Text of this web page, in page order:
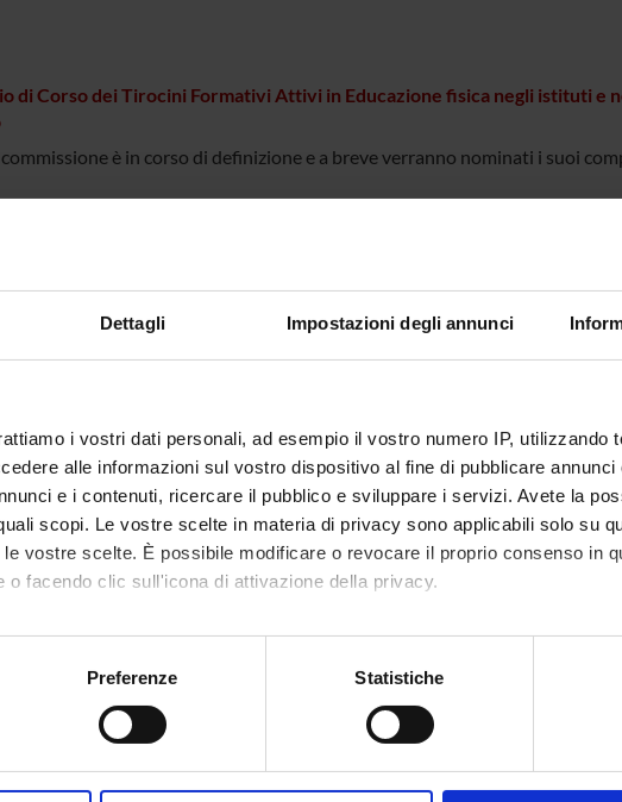
Dettagli Impostazioni degli annunci
i vostri dati personali, ad esempio il vostro numero IP, utilizzando
alle informazioni sul vostro dispositivo al fine di pubblicare annunci
e i contenuti, ricercare il pubblico e sviluppare i servizi. Avete la
scopi. Le vostre scelte in materia di privacy sono applicabili solo su
vostre scelte. È possibile modificare o revocare il proprio consenso in
o facendo clic sull'icona di attivazione della privacy.
anche:
sulla tua posizione geografica, con un'approssimazione di qualche
in qualsiasi momento dalla Dichiarazione sui cookie.
Preferenze Statistiche
di Corso dei Tirocini Formativi Attivi in Educazione fisica negli istituti e
è in corso di definizione e a breve verranno nominati i suoi